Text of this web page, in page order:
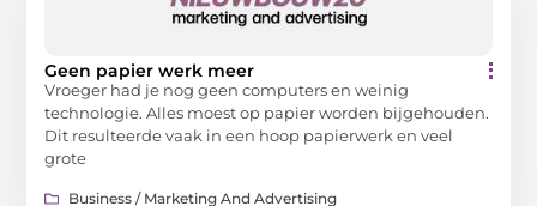
Geen papier werk meer
Vroeger had je nog geen computers en weinig
technologie. Alles moest op papier worden bijgehouden.
Dit resulteerde vaak in een hoop papierwerk en veel
grote
Business / Marketing And Advertising